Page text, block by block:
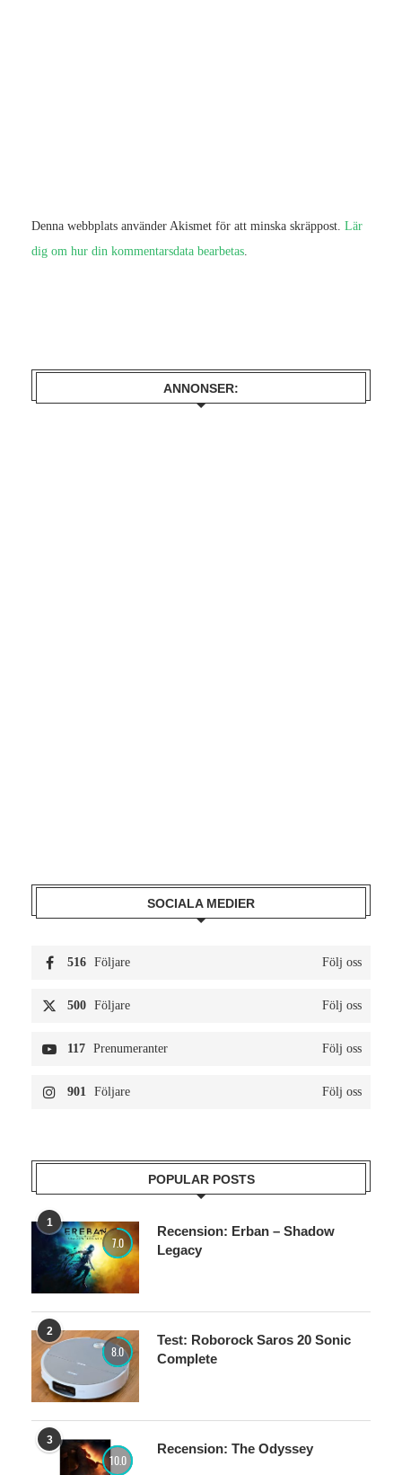
Denna webbplats använder Akismet för att minska skräppost. Lär
dig om hur din kommentarsdata bearbetas
ANNONSER:
SOCIALA MEDIER
516 Följare Följ oss
500 Följare Följ oss
117 Prenumeranter Följ oss
901 Följare Följ oss
POPULAR POSTS
1
7.0
Recension: Erban – Shadow
Legacy
2
8.0
Test: Roborock Saros 20 Sonic
Complete
3
10.0
Recension: The Odyssey